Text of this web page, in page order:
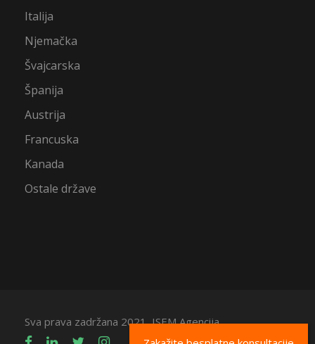
Italija
Njemačka
Švajcarska
Španija
Austrija
Francuska
Kanada
Ostale države
Sva prava zadržana 2021, ISEM Agencija